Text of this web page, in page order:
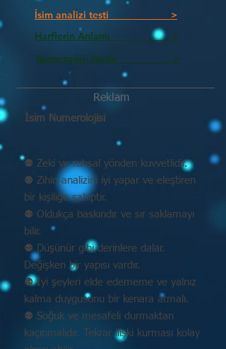
İsim analizi testi >
Harflerin Anlamı >
Numeroloji Nedir_________ >
Reklam
İsim Numerolojisi
⚉ Zeki ve ruhsal yönden kuvvetlidir.
⚉ Zihin analizini iyi yapar ve eleştiren
bir kişiliğe sahiptir.
⚉ Oldukça baskındır ve sır saklamayı
bilir.
⚉ Düşünür gibi derinlere dalar.
Değişken bir yapısı vardır.
⚉ İyi şeyleri elde edememe ve yalnız
kalma duygusunu bir kenara atmalı.
⚉ Soğuk ve mesafeli durmaktan
kaçınmalıdır. Tekrar ilişki kurması kolay